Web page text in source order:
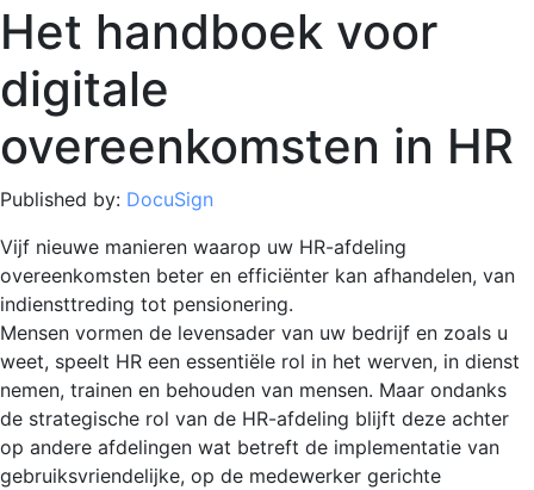
Het handboek voor
digitale
overeenkomsten in HR
Published by: DocuSign
Vijf nieuwe manieren waarop uw HR-afdeling
overeenkomsten beter en efficiënter kan afhandelen, van
indiensttreding tot pensionering.
Mensen vormen de levensader van uw bedrijf en zoals u
weet, speelt HR een essentiële rol in het werven, in dienst
nemen, trainen en behouden van mensen. Maar ondanks
de strategische rol van de HR-afdeling blijft deze achter
op andere afdelingen wat betreft de implementatie van
gebruiksvriendelijke, op de medewerker gerichte